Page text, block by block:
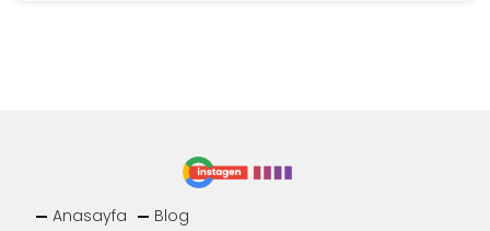
Anasayfa
Blog